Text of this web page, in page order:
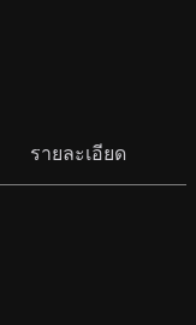
รายละเอียด